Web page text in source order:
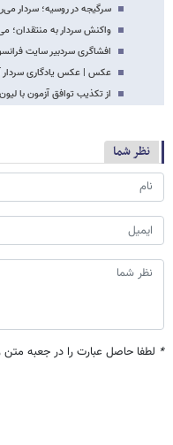
سرگیجه در روسیه؛ سردار
واکنش سردار به منتقدان؛
افشاگری سردبیر سایت
عکس | عکس یادگاری سردار
از تکذیب توافق آزمون با
نظر شما
* لطفا حاصل عبارت را در جعبه متن